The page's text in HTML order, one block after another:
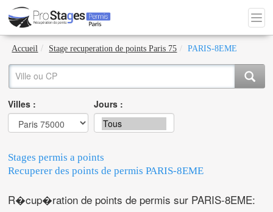
Accueil Stage recuperation de points Paris 75 PARIS-8EME
Villes : Jours :
Stages permis a points
Recuperer des points de permis PARIS-8EME
R�cup�ration de points de permis sur PARIS-8EME: